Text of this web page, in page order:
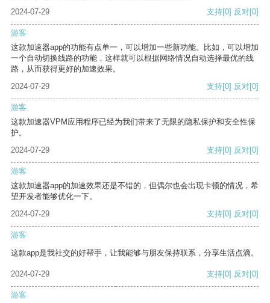
2024-07-29
支持[0] 反对[0]
游客
这款加速器app的功能有点单一，可以增加一些新功能。比如，可以增加
一个自动切换线路的功能，这样就可以根据网络情况自动选择最优的线
路，从而获得更好的加速效果。
2024-07-29
支持[0] 反对[0]
游客
这款加速器VPM应用程序已经为我们带来了无限的隐私保护和安全性保
护。
2024-07-29
支持[0] 反对[0]
游客
这款加速器app的加速效果还是不错的，但偶尔也会出现卡顿的情况，希
望开发者能够优化一下。
2024-07-29
支持[0] 反对[0]
游客
这款app是我社交的好帮手，让我能够与朋友保持联系，分享生活点滴。
2024-07-29 支持[0] 反对[0]
游客